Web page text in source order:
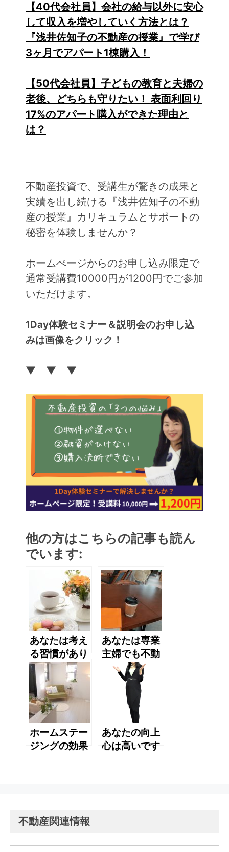
【40代会社員】会社の給与以外に安心
して収入を増やしていく方法とは？
『浅井佐知子の不動産の授業』で学び
3ヶ月でアパート1棟購入！
【50代会社員】子どもの教育と夫婦の
老後、どちらも守りたい！ 表面利回り
17%のアパート購入ができた理由と
は？
不動産投資で、受講生が驚きの成果と
実績を出し続ける『浅井佐知子の不動
産の授業』カリキュラムとサポートの
秘密を体験しませんか？
ホームぺージからのお申し込み限定で
通常受講費10000円が1200円でご参加
いただけます。
1Day体験セミナー＆説明会のお申し込
みは画像をクリック！
▼ ▼ ▼
他の方はこちらの記事も読ん
でいます:
あなたは考え
る習慣があり
ますか？
あなたは専業
主婦でも不動
産投資ができ
ると思います
ホームステー
ジングの効果
あなたの向上
心は高いです
不動産関連情報